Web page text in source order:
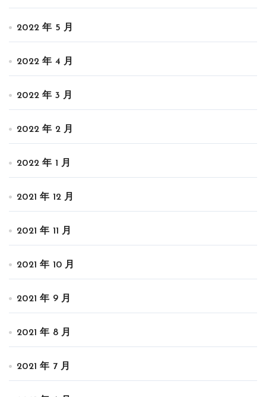
2022 年 5 月
2022 年 4 月
2022 年 3 月
2022 年 2 月
2022 年 1 月
2021 年 12 月
2021 年 11 月
2021 年 10 月
2021 年 9 月
2021 年 8 月
2021 年 7 月